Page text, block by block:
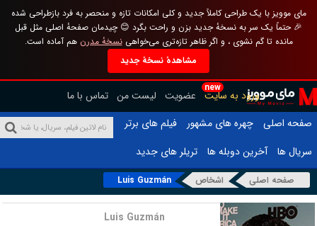
مای موویز با یک طراحی کاملاً جدید و کلی امکانات تازه و منحصر به فرد بازطراحی شده
🎉 حتماً یک سر به نسخهٔ جدید بزن و راحت بگرد 😊 چیدمان صفحهٔ اصلی مثل قبل
مانده تا گم نشوی ، و اگر ظاهر تازه‌تری می‌خواهینسخهٔ مدرن هم آماده است.
مشاهدهٔ نسخهٔ جدید
new
ورود به سایت عضویت لیست من تماس با ما
صفحه اصلی
چهره های مشهور
فیلم های برتر
سریال ها
آخرین دوبله ها تریلر های جدید
صفحه اصلی اشخاص Luis Guzmán
نام : Luis Guzmán